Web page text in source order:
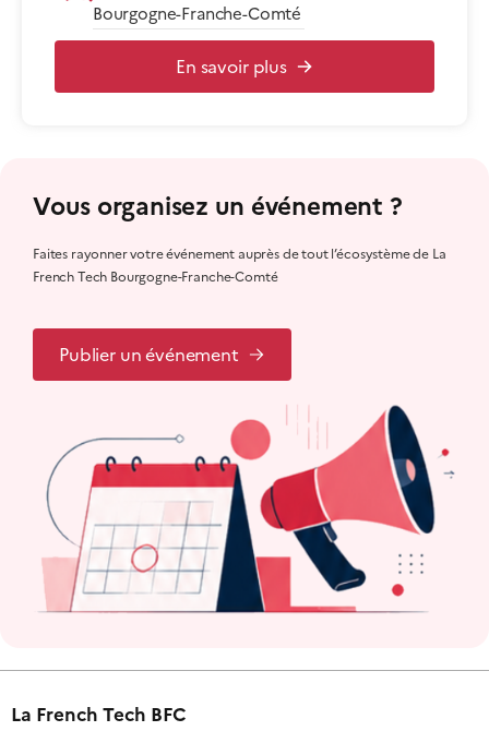
Bourgogne-Franche-Comté
En savoir plus
Vous organisez un événement ?
Faites rayonner votre événement auprès de tout l’écosystème de La
French Tech Bourgogne-Franche-Comté
Publier un événement
La French Tech BFC